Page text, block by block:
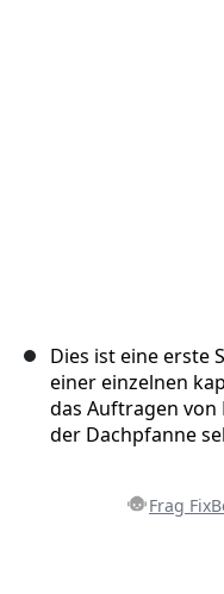
Dies ist eine erste
einer einzelnen
das Auftragen von
der Dachpfanne
Frag